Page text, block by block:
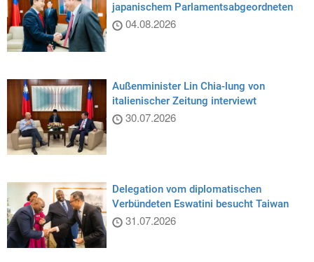
japanischem Parlamentsabgeordneten
04.08.2026
Außenminister Lin Chia-lung von
italienischer Zeitung interviewt
30.07.2026
Delegation vom diplomatischen
Verbündeten Eswatini besucht Taiwan
31.07.2026